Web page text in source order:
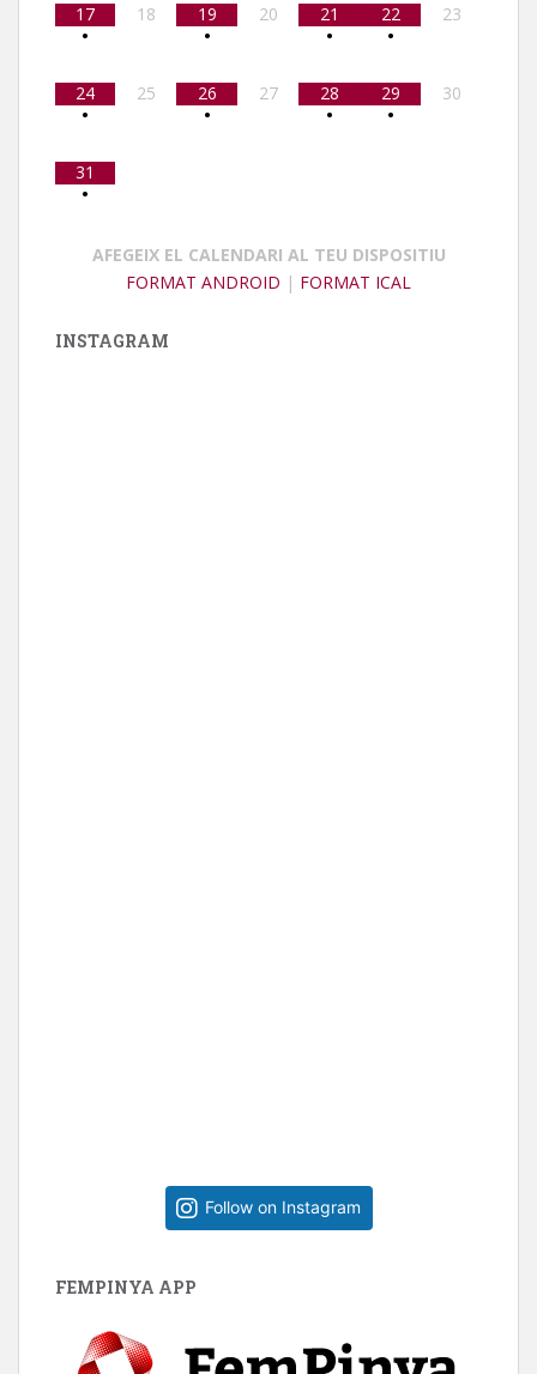
17
•
18
19
•
20
21
•
22
•
23
24
•
25
26
•
27
28
•
29
•
30
31
•
AFEGEIX EL CALENDARI AL TEU DISPOSITIU
FORMAT ANDROID | FORMAT ICAL
INSTAGRAM
Follow on Instagram
FEMPINYA APP